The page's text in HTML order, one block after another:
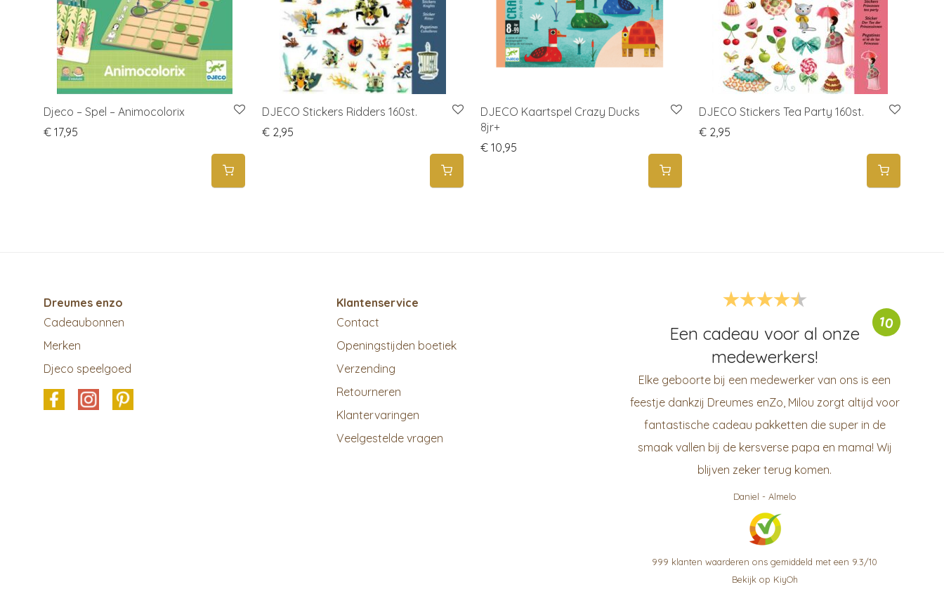
Djeco – Spel – Animocolorix
€ 17,95
DJECO Stickers Ridders 160st.
€ 2,95
DJECO Kaartspel Crazy Ducks
8jr+
€ 10,95
DJECO Stickers Tea Party 160st.
€ 2,95
Dreumes enzo
Cadeaubonnen
Merken
Djeco speelgoed
Klantenservice
Contact
Openingstijden boetiek
Verzending
Retourneren
Klantervaringen
Veelgestelde vragen
10
Een cadeau voor al onze
medewerkers!
Elke geboorte bij een medewerker van ons is een
feestje dankzij Dreumes enZo, Milou zorgt altijd voor
fantastische cadeau pakketten die super in de
smaak vallen bij de kersverse papa en mama! Wij
blijven zeker terug komen.
Daniel - Almelo
999 klanten waarderen ons gemiddeld met een 9.3/10
Bekijk op KiyOh